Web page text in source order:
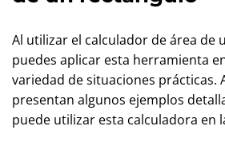
Al utilizar el calculador de área de
puedes aplicar esta herramienta
variedad de situaciones prácticas.
presentan algunos ejemplos
puede utilizar esta calculadora en